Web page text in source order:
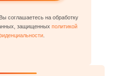
соглашаетесь на обработку
защищенных политикой